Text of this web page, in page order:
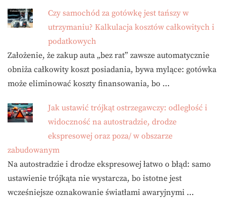
Czy samochód za gotówkę jest tańszy w
utrzymaniu? Kalkulacja kosztów całkowitych i
podatkowych
Założenie, że zakup auta „bez rat” zawsze automatycznie
obniża całkowity koszt posiadania, bywa mylące: gotówka
może eliminować koszty finansowania, bo …
Jak ustawić trójkąt ostrzegawczy: odległość i
widoczność na autostradzie, drodze
ekspresowej oraz poza/ w obszarze
zabudowanym
Na autostradzie i drodze ekspresowej łatwo o błąd: samo
ustawienie trójkąta nie wystarcza, bo istotne jest
wcześniejsze oznakowanie światłami awaryjnymi …